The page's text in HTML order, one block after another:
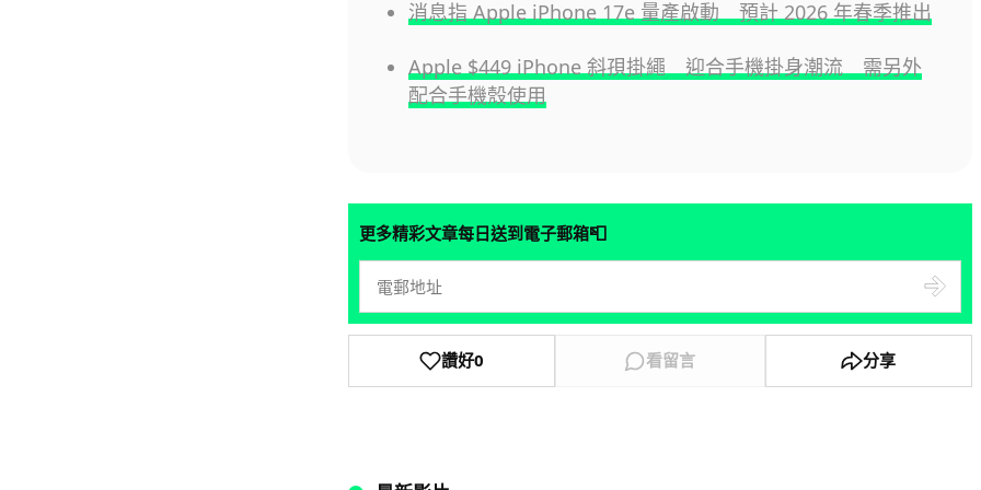
消息指 Apple iPhone 17e 量產啟動 預計 2026 年春季推出
Apple $449 iPhone 斜孭掛繩 迎合手機掛身潮流 需另外
配合手機殼使用
更多精彩文章每日送到電子郵箱📮
讚好0 看留言 分享